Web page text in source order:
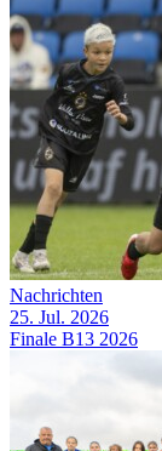
Nachrichten
25. Jul. 2026
Finale B13 2026